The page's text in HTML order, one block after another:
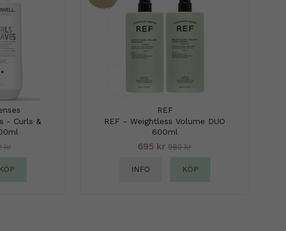
- Curls &
kr
KÖP
REF
REF - Weightless Volume DUO
600ml
695 kr 980 kr
INFO KÖP